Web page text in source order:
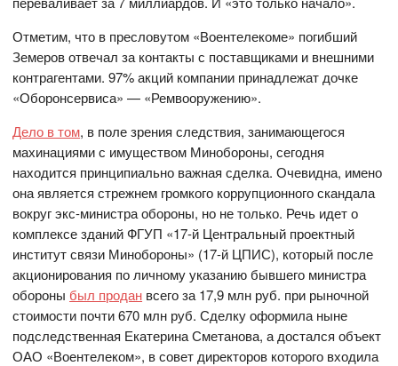
Отметим, что в пресловутом «Воентелекоме» погибший
Земеров отвечал за контакты с поставщиками и внешними
контрагентами. 97% акций компании принадлежат дочке
«Оборонсервиса» — «Ремвооружению».
Дело в том, в поле зрения следствия, занимающегося
махинациями с имуществом Минобороны, сегодня
находится принципиально важная сделка. Очевидна, имено
она является стрежнем громкого коррупционного скандала
вокруг экс-министра обороны, но не только. Речь идет о
комплексе зданий ФГУП «17-й Центральный проектный
институт связи Минобороны» (17-й ЦПИС), который после
акционирования по личному указанию бывшего министра
обороны был продан всего за 17,9 млн руб. при рыночной
стоимости почти 670 млн руб. Сделку оформила ныне
подследственная Екатерина Сметанова, а достался объект
ОАО «Воентелеком», в совет директоров которого входила